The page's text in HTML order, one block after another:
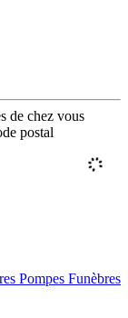
de chez vous
postal
Pompes Funèbres